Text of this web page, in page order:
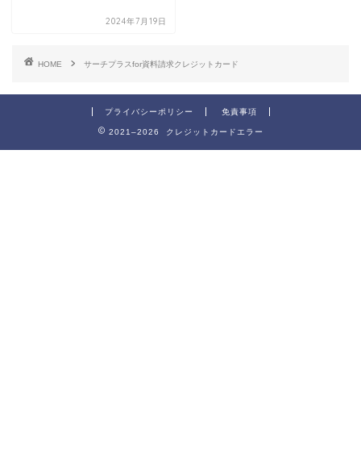
2024年7月19日
HOME サーチプラスfor資料請求クレジットカード
プライバシーポリシー 免責事項
2021–2026 クレジットカードエラー